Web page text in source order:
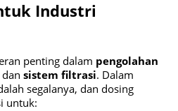
Industri
penting dalam pengolahan
dan sistem filtrasi. Dalam
segalanya, dan dosing
untuk: